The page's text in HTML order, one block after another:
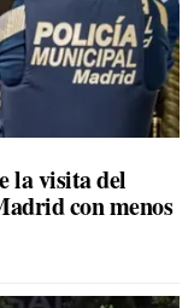
la visita del
con menos